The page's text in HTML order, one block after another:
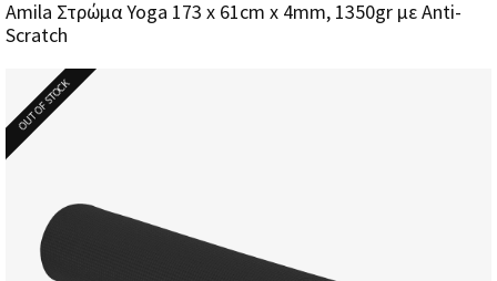
Amila Στρώμα Yoga 173 x 61cm x 4mm, 1350gr με Anti-
Scratch
OUT OF STOCK